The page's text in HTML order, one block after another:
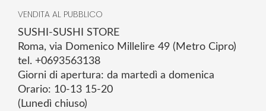
VENDITA AL PUBBLICO
SUSHI-SUSHI STORE
Roma, via Domenico Millelire 49 (Metro Cipro)
tel. +0693563138
Giorni di apertura: da martedì a domenica
Orario: 10-13 15-20
(Lunedì chiuso)